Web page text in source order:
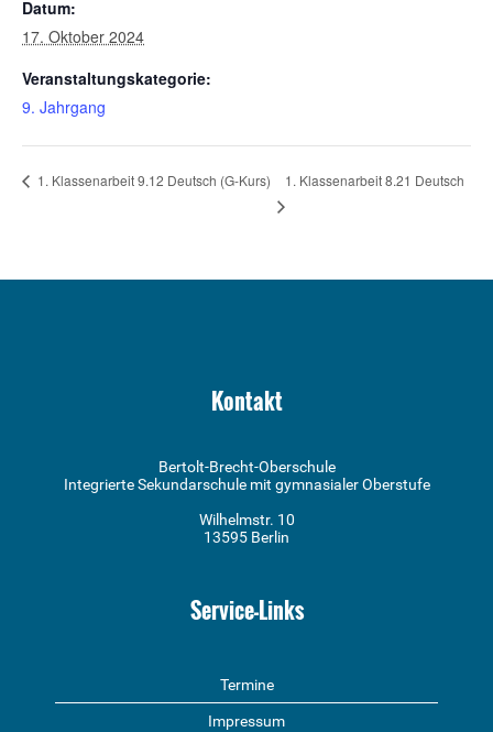
Datum:
17. Oktober 2024
Veranstaltungskategorie:
9. Jahrgang
1. Klassenarbeit 9.12 Deutsch (G-Kurs) 1. Klassenarbeit 8.21 Deutsch
Kontakt
Bertolt-Brecht-Oberschule
Integrierte Sekundarschule mit gymnasialer Oberstufe
Wilhelmstr. 10
13595 Berlin
Service-Links
Termine
Impressum